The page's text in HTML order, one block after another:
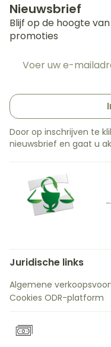
Nieuwsbrief
Blijf op de hoogte
promoties
Door op inschrijven te
nieuwsbrief en gaat u
Juridische links
Algemene
Cookies ODR-platform